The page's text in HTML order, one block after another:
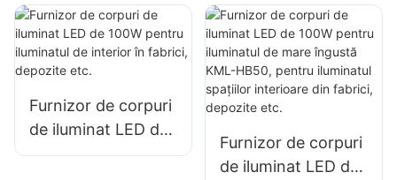
publicitare
exterioare și
iluminat publicitar
iluminatul de mare
îngustă KML-HB40,
pentru iluminatul
spațiilor interioare
din fabrici,
depozite etc.
Furnizor de corpuri
de iluminat LED de
100W pentru
Furnizor de corpuri
de iluminat LED de